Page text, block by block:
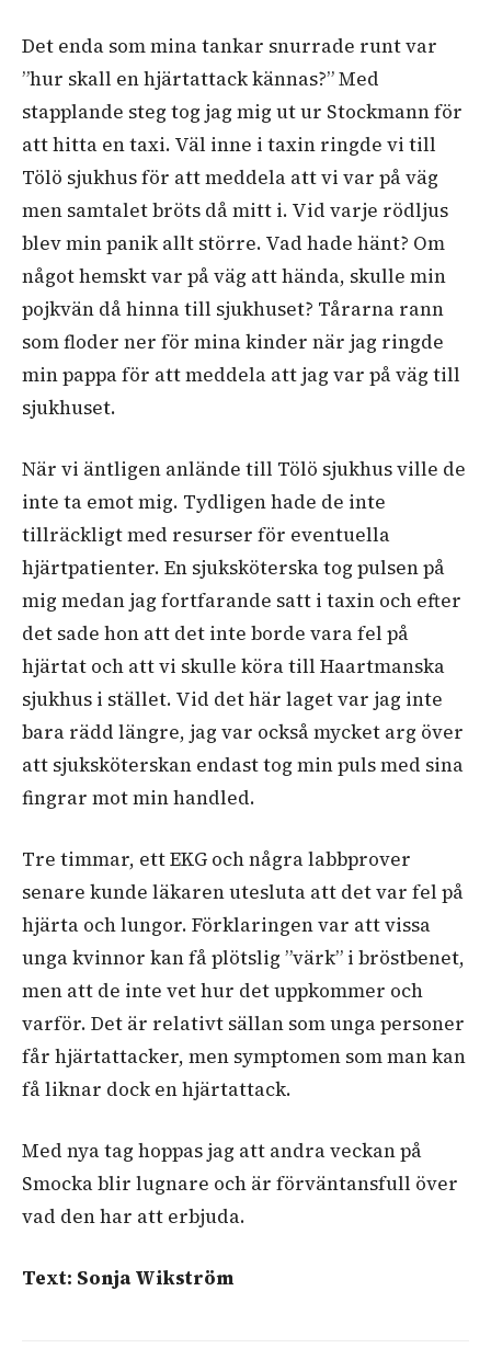
Det enda som mina tankar snurrade runt var
”hur skall en hjärtattack kännas?” Med
stapplande steg tog jag mig ut ur Stockmann för
att hitta en taxi. Väl inne i taxin ringde vi till
Tölö sjukhus för att meddela att vi var på väg
men samtalet bröts då mitt i. Vid varje rödljus
blev min panik allt större. Vad hade hänt? Om
något hemskt var på väg att hända, skulle min
pojkvän då hinna till sjukhuset? Tårarna rann
som floder ner för mina kinder när jag ringde
min pappa för att meddela att jag var på väg till
sjukhuset.
När vi äntligen anlände till Tölö sjukhus ville de
inte ta emot mig. Tydligen hade de inte
tillräckligt med resurser för eventuella
hjärtpatienter. En sjuksköterska tog pulsen på
mig medan jag fortfarande satt i taxin och efter
det sade hon att det inte borde vara fel på
hjärtat och att vi skulle köra till Haartmanska
sjukhus i stället. Vid det här laget var jag inte
bara rädd längre, jag var också mycket arg över
att sjuksköterskan endast tog min puls med sina
fingrar mot min handled.
Tre timmar, ett EKG och några labbprover
senare kunde läkaren utesluta att det var fel på
hjärta och lungor. Förklaringen var att vissa
unga kvinnor kan få plötslig ”värk” i bröstbenet,
men att de inte vet hur det uppkommer och
varför. Det är relativt sällan som unga personer
får hjärtattacker, men symptomen som man kan
få liknar dock en hjärtattack.
Med nya tag hoppas jag att andra veckan på
Smocka blir lugnare och är förväntansfull över
vad den har att erbjuda.
Text: Sonja Wikström